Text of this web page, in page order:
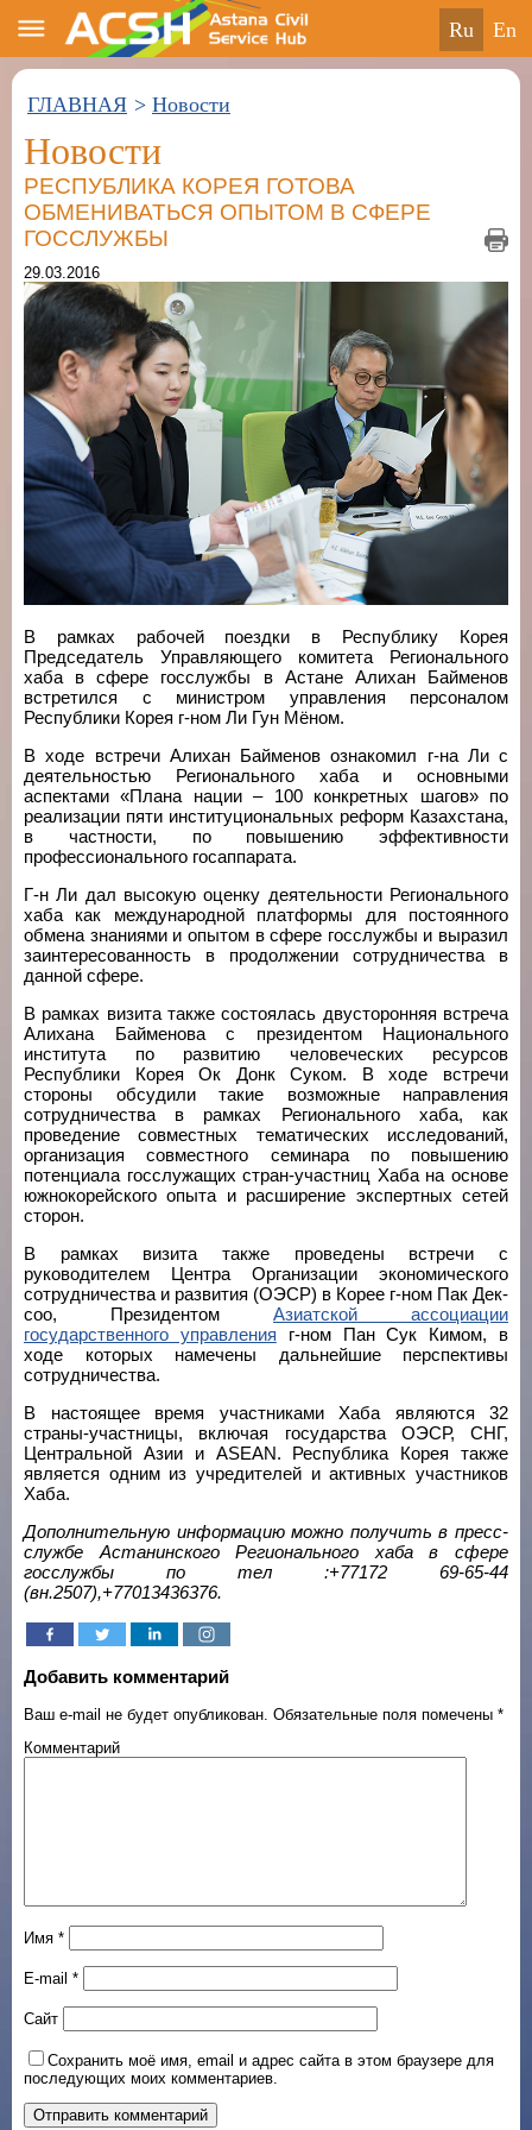
ru en
ГЛАВНАЯ > Новости
Новости
РЕСПУБЛИКА КОРЕЯ ГОТОВА
ОБМЕНИВАТЬСЯ ОПЫТОМ В СФЕРЕ
ГОССЛУЖБЫ
29.03.2016
В рамках рабочей поездки в Республику Корея
Председатель Управляющего комитета Регионального
хаба в сфере госслужбы в Астане Алихан Байменов
встретился с министром управления персоналом
Республики Корея г-ном Ли Гун Мёном.
В ходе встречи Алихан Байменов ознакомил г-на Ли с
деятельностью Регионального хаба и основными
аспектами «Плана нации – 100 конкретных шагов» по
реализации пяти институциональных реформ Казахстана,
в частности, по повышению эффективности
профессионального госаппарата.
Г-н Ли дал высокую оценку деятельности Регионального
хаба как международной платформы для постоянного
обмена знаниями и опытом в сфере госслужбы и выразил
заинтересованность в продолжении сотрудничества в
данной сфере.
В рамках визита также состоялась двусторонняя встреча
Алихана Байменова с президентом Национального
института по развитию человеческих ресурсов
Республики Корея Ок Донк Суком. В ходе встречи
стороны обсудили такие возможные направления
сотрудничества в рамках Регионального хаба, как
проведение совместных тематических исследований,
организация совместного семинара по повышению
потенциала госслужащих стран-участниц Хаба на основе
южнокорейского опыта и расширение экспертных сетей
сторон.
В рамках визита также проведены встречи с
руководителем Центра Организации экономического
сотрудничества и развития (ОЭСР) в Корее г-ном Пак Дек-
соо, Президентом Азиатской ассоциации
государственного управления г-ном Пан Сук Кимом, в
ходе которых намечены дальнейшие перспективы
сотрудничества.
В настоящее время участниками Хаба являются 32
страны-участницы, включая государства ОЭСР, СНГ,
Центральной Азии и ASEAN. Республика Корея также
является одним из учредителей и активных участников
Хаба.
Дополнительную информацию можно получитьвпресс-
службе Астанинского Регионального хаба в сфере
госслужбы по тел :+77172 69-65-44
(вн.2507),+77013436376.
Добавить комментарий
Ваш e-mail не будет опубликован. Обязательные поля помечены *
Комментарий
Имя *
E-mail *
Сайт
Сохранить моё имя, email и адрес сайта в этом браузере для
последующих моих комментариев.